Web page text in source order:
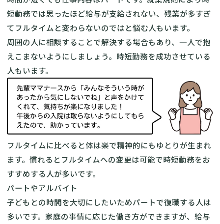
短勤務では思ったほど給与が支給されない、残業が多すぎ
てフルタイムと変わらないのではと悩む人もいます。
周囲の人に相談することで解決する場合もあり、一人で抱
えこまないようにしましょう。時短勤務を成功させている
人もいます。
フルタイムに比べると体は楽で精神的にもゆとりが生まれ
ます。慣れるとフルタイムへの変更は可能で時短勤務をお
すすめする人が多いです。
パートやアルバイト
子どもとの時間を大切にしたいためパートで復職する人は
多いです。家庭の事情に応じた働き方ができますが、給与